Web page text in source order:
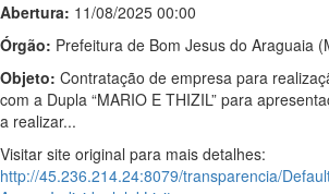
Abertura: 11/08/2025 00:00
Órgão: Prefeitura de Bom Jesus do Araguaia
Objeto: Contratação de empresa para
com a Dupla “MARIO E THIZIL” para
a realizar...
Visitar site original para mais detalhes:
http://45.236.214.24:8079/transparencia/